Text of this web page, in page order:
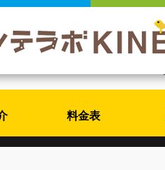
料金表